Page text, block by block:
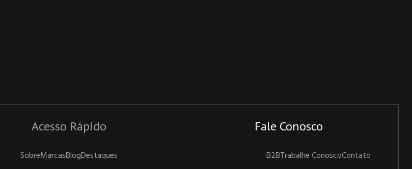
Acesso Rápido
SobreMarcasBlogDestaques
Fale Conosco
B2BTrabalhe ConoscoContato